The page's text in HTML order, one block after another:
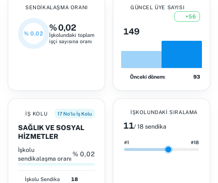
SENDIKALAŞMA ORANI
% 0,02
% 0,02
İşkolundaki toplam
işçi sayısına oranı
GÜNCEL ÜYE SAYISI
+56
149
Önceki dönem: 93
İŞ KOLU 17 No'lu İş Kolu
SAĞLIK VE SOSYAL
HİZMETLER
İşkolu
sendikalaşma oranı
% 0,02
İşkolu Sendika
18
İŞKOLUNDAKI SIRALAMA
11/ 18 sendika
#1 #18